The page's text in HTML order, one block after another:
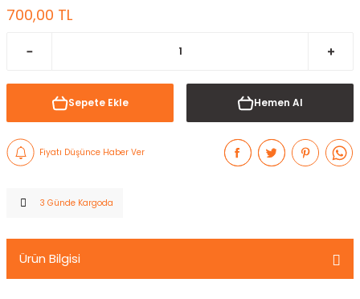
700,00 TL
Sepete Ekle Hemen Al
Fiyatı Düşünce Haber Ver
3 Günde Kargoda
Ürün Bilgisi